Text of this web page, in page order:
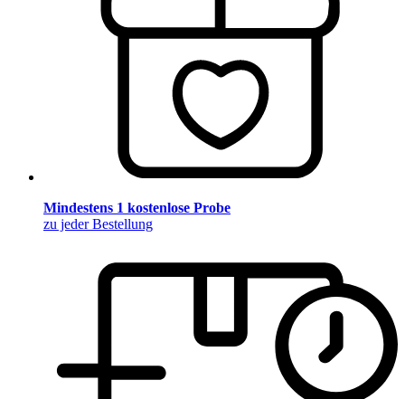
Mindestens 1 kostenlose Probe
zu jeder Bestellung